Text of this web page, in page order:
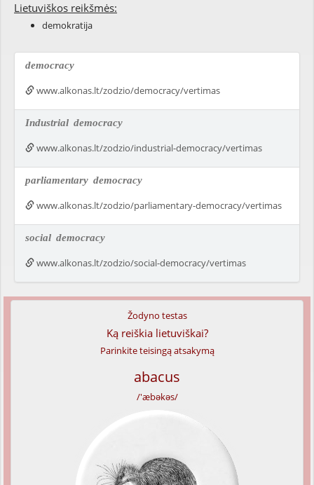
Lietuviškos reikšmės:
demokratija
democracy
www.alkonas.lt/zodzio/democracy/vertimas
Industrial democracy
www.alkonas.lt/zodzio/industrial-democracy/vertimas
parliamentary democracy
www.alkonas.lt/zodzio/parliamentary-democracy/vertimas
social democracy
www.alkonas.lt/zodzio/social-democracy/vertimas
Žodyno testas
Ką reiškia lietuviškai?
Parinkite teisingą atsakymą
abacus
/'æbəkəs/